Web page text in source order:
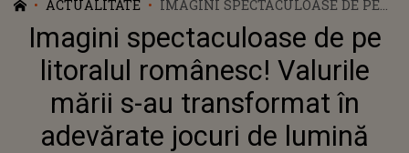
ACTUALITATE
IMAGINI SPECTACULOASE DE PE
LITORALUL ROMÂNESC! VALURILE
MĂRII S-AU TRANSFORMAT ÎN
ADEVĂRATE JOCURI DE LUMINĂ
Imagini spectaculoase de pe
litoralul românesc! Valurile
mării s-au transformat în
adevărate jocuri de lumină